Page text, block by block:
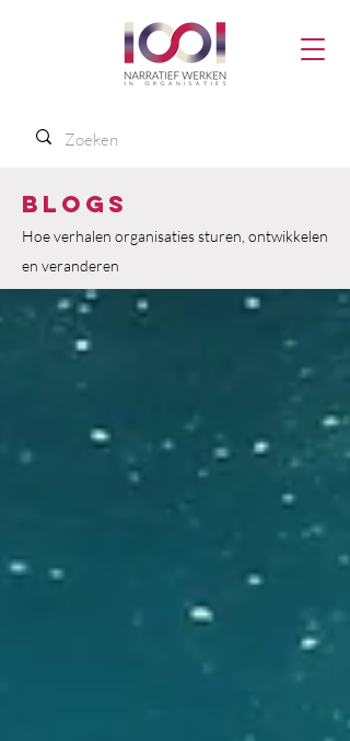
Blogs
Hoe verhalen organisaties sturen, ontwikkelen
en veranderen